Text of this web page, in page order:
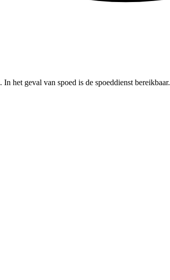
het geval van spoed is de spoeddienst bereikbaar.